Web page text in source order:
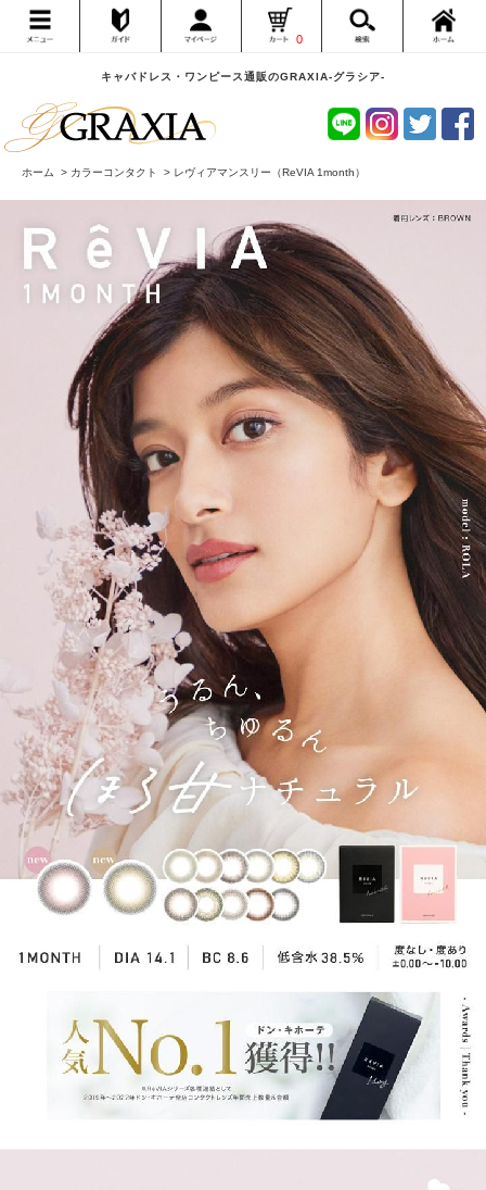
キャバドレス・ワンピース通販のGRAXIA-グラシア-
0
ホーム > カラーコンタクト > レヴィアマンスリー（ReVIA 1month）